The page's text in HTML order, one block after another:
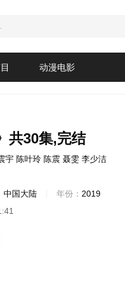
动漫电影
共30集,完结
宇 陈叶玲 陈震 聂雯 李少洁
中国大陆 年份： 2019